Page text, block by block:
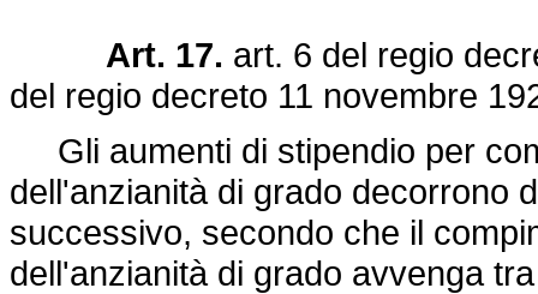
Art. 17. art. 6 del regio
del regio decreto 11 novembre
Gli aumenti di stipendio per
dell'anzianità di grado decorrono
successivo, secondo che il
dell'anzianità di grado avvenga